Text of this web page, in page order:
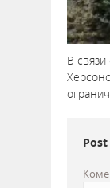
В связи